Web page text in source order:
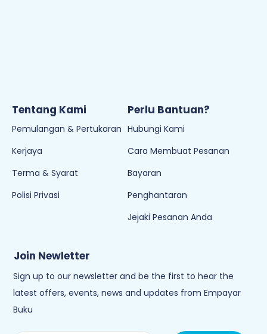
Tentang Kami
Pemulangan & Pertukaran
Kerjaya
Terma & Syarat
Polisi Privasi
Perlu Bantuan?
Hubungi Kami
Cara Membuat Pesanan
Bayaran
Penghantaran
Jejaki Pesanan Anda
Join Newletter
Sign up to our newsletter and be the first to hear the
latest offers, events, news and updates from Empayar
Buku